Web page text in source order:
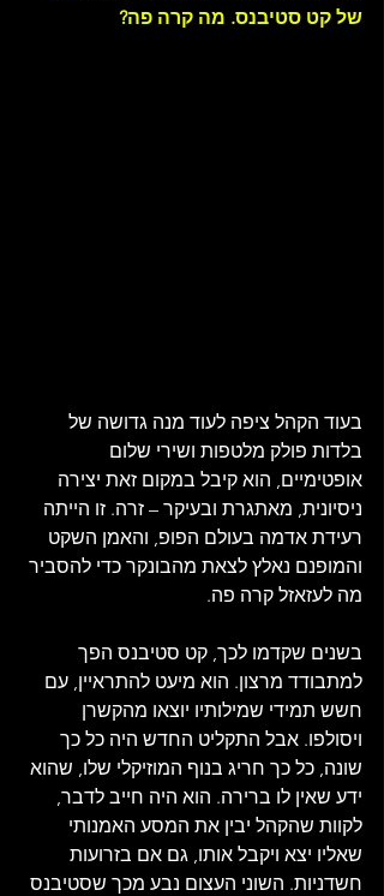
של קט סטיבנס. מה קרה פה?
בעוד הקהל ציפה לעוד מנה גדושה של
בלדות פולק מלטפות ושירי שלום
אופטימיים, הוא קיבל במקום זאת יצירה
ניסיונית, מאתגרת ובעיקר – זרה. זו הייתה
רעידת אדמה בעולם הפופ, והאמן השקט
והמופנם נאלץ לצאת מהבונקר כדי להסביר
מה לעזאזל קרה פה.
בשנים שקדמו לכך, קט סטיבנס הפך
למתבודד מרצון. הוא מיעט להתראיין, עם
חשש תמידי שמילותיו יוצאו מהקשרן
ויסולפו. אבל התקליט החדש היה כל כך
שונה, כל כך חריג בנוף המוזיקלי שלו, שהוא
ידע שאין לו ברירה. הוא היה חייב לדבר,
לקוות שהקהל יבין את המסע האמנותי
שאליו יצא ויקבל אותו, גם אם בזרועות
חשדניות. השוני העצום נבע מכך שסטיבנס